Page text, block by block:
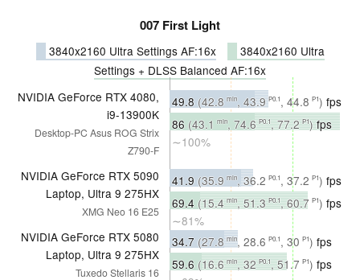
007 First Light
3840x2160 Ultra Settings AF:16x
3840x2160 Ultra
Settings + DLSS Balanced AF:16x
NVIDIA GeForce RTX 4080,
i9-13900K
Desktop-PC Asus ROG Strix
Z790-F
49.8 (42.8 min, 43.9 P0.1, 44.8 P1) fps
∼100%
86 (43.1 min, 74.6 P0.1, 77.2 P1)fps
∼100%
NVIDIA GeForce RTX 5090
Laptop, Ultra 9 275HX
XMG Neo 16 E25
41.9 (35.9 min, 36.2 P0.1, 37.2 P1) fps
∼84%
69.4 (15.4 min, 51.3 P0.1, 60.7 P1) fps
∼81%
NVIDIA GeForce RTX 5080
Laptop, Ultra 9 275HX
Tuxedo Stellaris 16
34.7 (27.8 min, 28.6 P0.1, 30 P1) fps
∼70%
59.6 (16.6 min, 32 P0.1, 51.7 P1) fps